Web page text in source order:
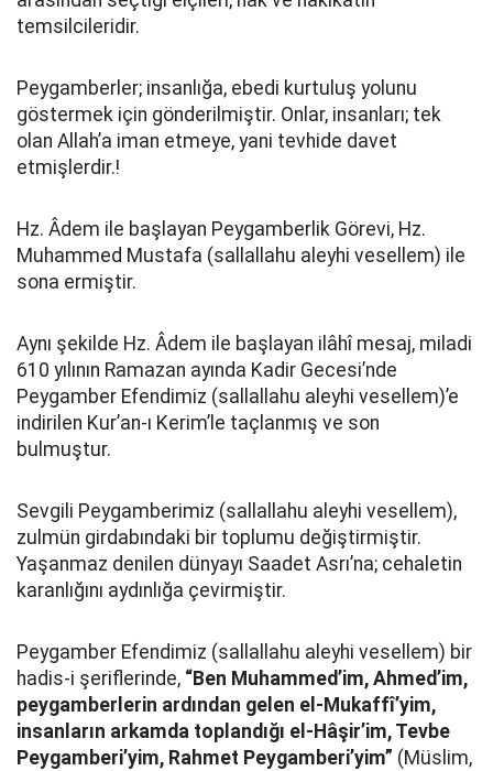
temsilcileridir.
Peygamberler; insanlığa, ebedi kurtuluş yolunu
göstermek için gönderilmiştir. Onlar, insanları; tek
olan Allah’a iman etmeye, yani tevhide davet
etmişlerdir.!
Hz. Âdem ile başlayan Peygamberlik Görevi, Hz.
Muhammed Mustafa (sallallahu aleyhi vesellem) ile
sona ermiştir.
Aynı şekilde Hz. Âdem ile başlayan ilâhî mesaj, miladi
610 yılının Ramazan ayında Kadir Gecesi’nde
Peygamber Efendimiz (sallallahu aleyhi vesellem)’e
indirilen Kur’an-ı Kerim’le taçlanmış ve son
bulmuştur.
Sevgili Peygamberimiz (sallallahu aleyhi vesellem),
zulmün girdabındaki bir toplumu değiştirmiştir.
Yaşanmaz denilen dünyayı Saadet Asrı’na; cehaletin
karanlığını aydınlığa çevirmiştir.
Peygamber Efendimiz (sallallahu aleyhi vesellem) bir
hadis-i şeriflerinde, “Ben Muhammed’im, Ahmed’im,
peygamberlerin ardından gelen el-Mukaffî’yim,
insanların arkamda toplandığı el-Hâşir’im, Tevbe
Peygamberi’yim, Rahmet Peygamberi’yim” (Müslim,